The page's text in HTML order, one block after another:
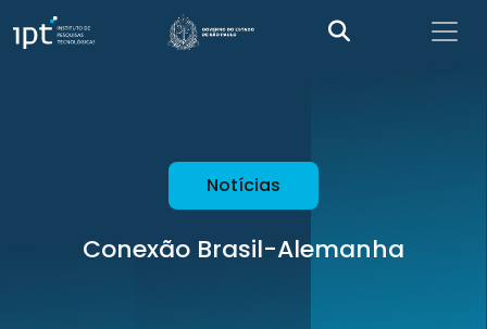
Notícias
Conexão Brasil-Alemanha